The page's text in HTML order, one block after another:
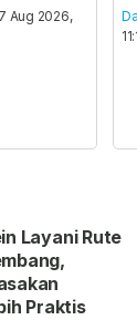
Aug 2026,
Layani Rute
Praktis